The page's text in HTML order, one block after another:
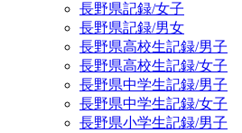
長野県記録/女子
長野県記録/男女
長野県高校生記録/男子
長野県高校生記録/女子
長野県中学生記録/男子
長野県中学生記録/女子
長野県小学生記録/男子